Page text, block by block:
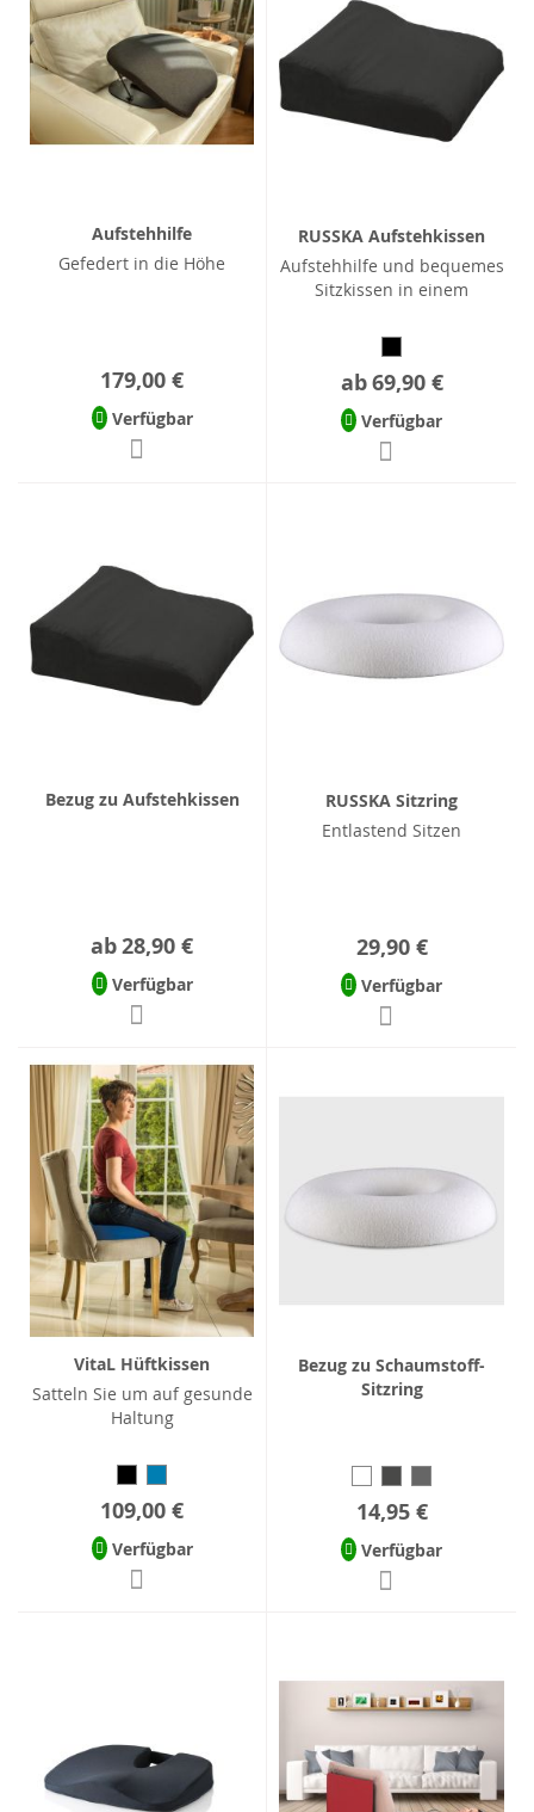
Aufstehhilfe
Gefedert in die Höhe
179,00 €
Verfügbar
RUSSKA Aufstehkissen
Aufstehhilfe und bequemes
Sitzkissen in einem
ab69,90 €
Verfügbar
Bezug zu Aufstehkissen
ab28,90 €
Verfügbar
RUSSKA Sitzring
Entlastend Sitzen
29,90 €
Verfügbar
VitaL Hüftkissen
Satteln Sie um auf gesunde
Haltung
109,00 €
Verfügbar
Bezug zu Schaumstoff-
Sitzring
14,95 €
Verfügbar